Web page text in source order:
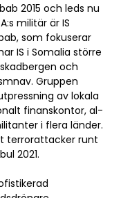
2015 och leds nu
militär är IS
som fokuserar
IS i Somalia större
och
Gruppen
av lokala
finanskontor, al-
i flera länder.
terrorattacker runt
2021.